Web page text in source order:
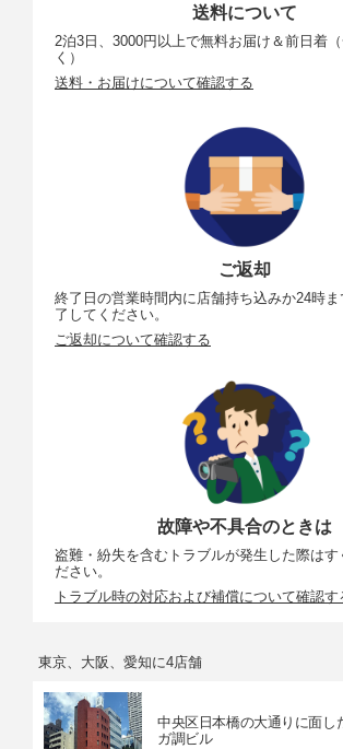
送料について
2泊3日、3000円以上で無料お届け＆前日着
く）
送料・お届けについて確認する
ご返却
終了日の営業時間内に店舗持ち込みか24時
了してください。
ご返却について確認する
故障や不具合のときは
盗難・紛失を含むトラブルが発生した際はす
ださい。
トラブル時の対応および補償について確認す
東京、大阪、愛知に4店舗
中央区日本橋の大通りに面し
ガ調ビル